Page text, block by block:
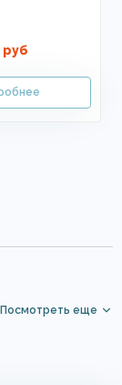
руб
Посмотреть еще